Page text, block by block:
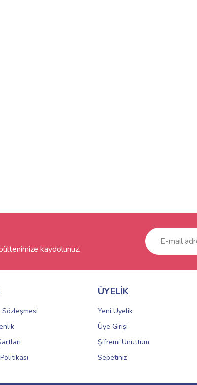
kaydolunuz.
Sözleşmesi
ÜYELİK
Yeni Üyelik
Üye Girişi
Şifremi Unuttum
Sepetiniz